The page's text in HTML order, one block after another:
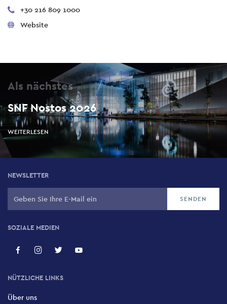
+30 216 809 1000
Website
Als nächstes
SNF Nostos 2026
WEITERLESEN
NEWSLETTER
SOZIALE MEDIEN
NÜTZLICHE LINKS
Über uns